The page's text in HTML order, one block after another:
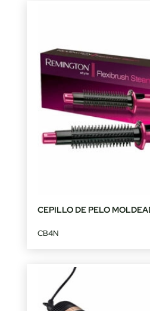
CEPILLO DE PELO
CB4N